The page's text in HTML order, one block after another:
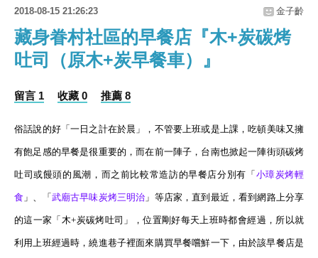
2018-08-15 21:26:23 金子齡
藏身眷村社區的早餐店『木+炭碳烤
吐司（原木+炭早餐車）』
留言 1 收藏 0 推薦 8
俗話說的好「一日之計在於晨」， 不管要上班或是上課，吃頓美味又擁
有飽足感的早餐是很重要的，而在前一陣子，台南也掀起一陣街頭碳烤
吐司或饅頭的風潮，而之前比較常造訪的早餐店分別有「 小璋炭烤輕
食 」、「 武廟古早味炭烤三明治 」等店家，直到最近，看到網路上分享
的這一家「木+炭碳烤吐司」，位置剛好每天上班時都會經過，所以就
利用上班經過時，繞進巷子裡面來購買早餐嚐鮮一下，由於該早餐店是